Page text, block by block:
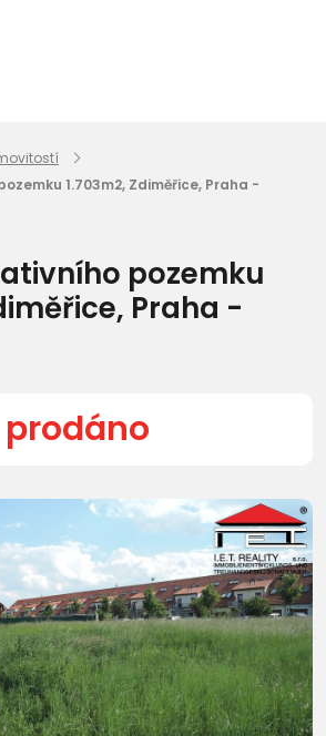
1.703m2, Zdiměřice, Praha -
pozemku
Praha -
prodáno
fotografie (12)